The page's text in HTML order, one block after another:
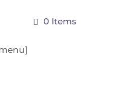
0 Items